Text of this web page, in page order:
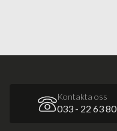
Kontakta oss
033 - 22 63 80